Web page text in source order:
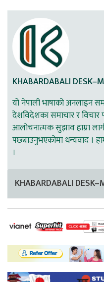
KHABARDABALI
यो नेपाली भाषाको अनलाइन
देशविदेशका समाचार र विचार
आलोचनात्मक सुझाव हाम्रा
पछ्याउनुभएकोमा धन्यवाद ।
।
KHABARDABALI